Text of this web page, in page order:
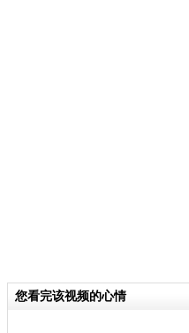
您看完该视频的心情